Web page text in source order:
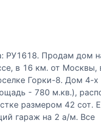
РУ1618. Продам дом
в 16 км. от Москвы,
Горки-8. Дом 4-х
- 780 м.кв.),
размером 42 сот.
гараж на 2 а/м. Все